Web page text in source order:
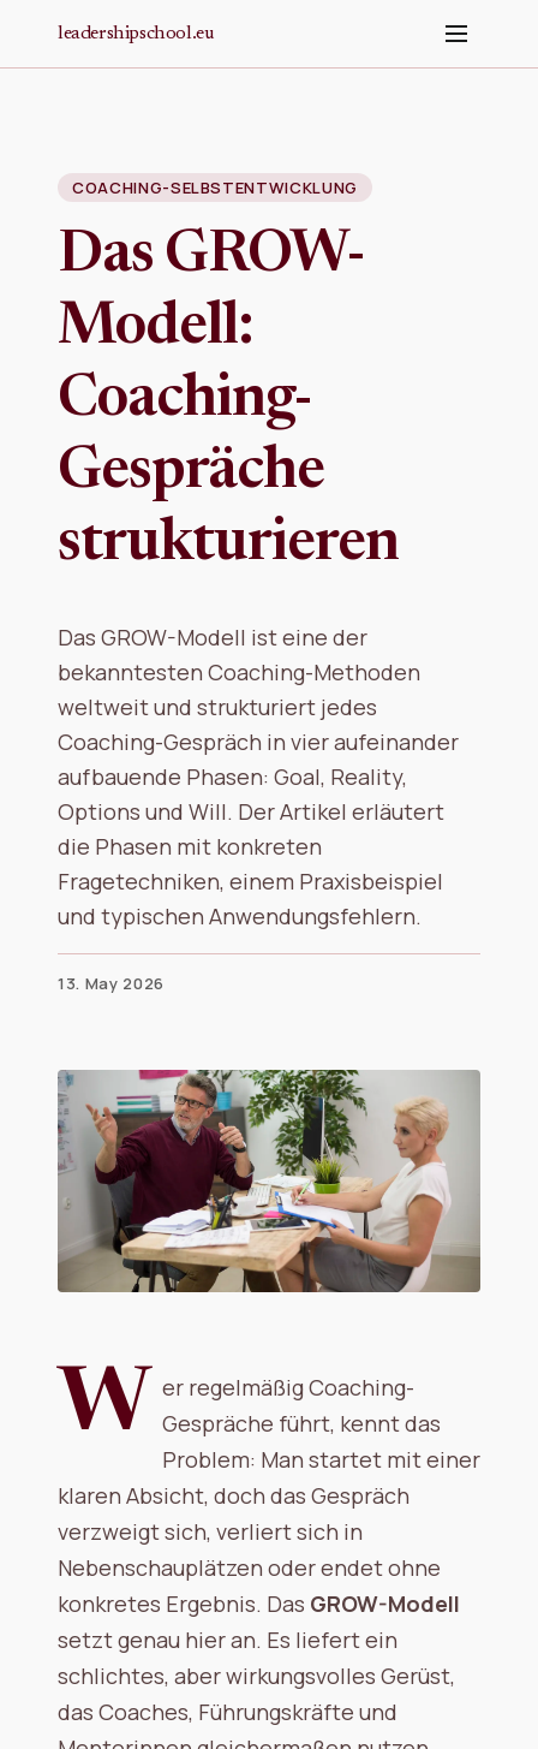
Zum Hauptinhalt springen
leadershipschool.eu
COACHING-SELBSTENTWICKLUNG
Das GROW-
Modell:
Coaching-
Gespräche
strukturieren
Das GROW-Modell ist eine der
bekanntesten Coaching-Methoden
weltweit und strukturiert jedes
Coaching-Gespräch in vier aufeinander
aufbauende Phasen: Goal, Reality,
Options und Will. Der Artikel erläutert
die Phasen mit konkreten
Fragetechniken, einem Praxisbeispiel
und typischen Anwendungsfehlern.
13. May 2026
W
er regelmäßig Coaching-
Gespräche führt, kennt das
Problem: Man startet mit einer
klaren Absicht, doch das Gespräch
verzweigt sich, verliert sich in
Nebenschauplätzen oder endet ohne
konkretes Ergebnis. Das GROW-Modell
setzt genau hier an. Es liefert ein
schlichtes, aber wirkungsvolles Gerüst,
das Coaches, Führungskräfte und